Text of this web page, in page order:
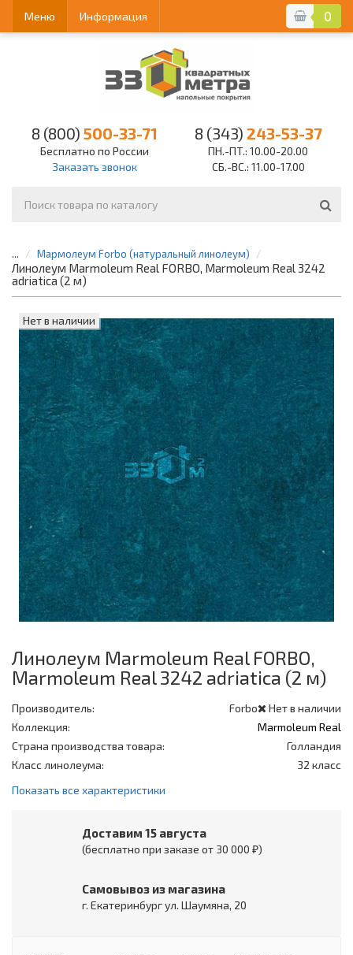
0
Меню Информация
8 (800) 500-33-71
Бесплатно по России
Заказать звонок
8 (343) 243-53-37
ПН.-ПТ.: 10.00-20.00
СБ.-ВС.: 11.00-17.00
... Мармолеум Forbo (натуральный линолеум)
Линолеум Marmoleum Real FORBO, Marmoleum Real 3242
adriatica (2 м)
Нет в наличии
Линолеум Marmoleum Real FORBO,
Marmoleum Real 3242 adriatica (2 м)
Нет в наличии
Производитель:
Forbo
Коллекция:
Marmoleum Real
Страна производства товара:
Голландия
Класс линолеума:
32 класс
Показать все характеристики
Доставим 15 августа
(бесплатно при заказе от 30 000 ₽)
Самовывоз из магазина
г. Екатеринбург ул. Шаумяна, 20